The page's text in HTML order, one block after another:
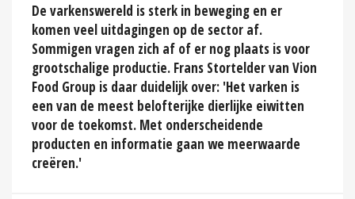
De varkenswereld is sterk in beweging en er
komen veel uitdagingen op de sector af.
Sommigen vragen zich af of er nog plaats is voor
grootschalige productie. Frans Stortelder van Vion
Food Group is daar duidelijk over: 'Het varken is
een van de meest belofterijke dierlijke eiwitten
voor de toekomst. Met onderscheidende
producten en informatie gaan we meerwaarde
creëren.'